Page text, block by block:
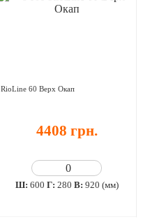
RioLine 60 Верх Окап
4408 грн.
Ш: 600 Г: 280 В: 920 (мм)